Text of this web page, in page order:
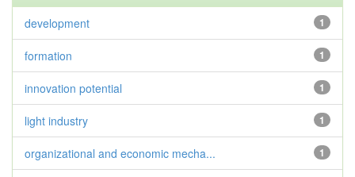
1
development
1
formation
1
innovation potential
1
light industry
1
organizational and economic mecha...